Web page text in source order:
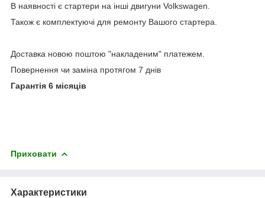
В наявності є стартери на інші двигуни Volkswagen.
Також є комплектуючі для ремонту Вашого стартера.
Доставка новою поштою "накладеним" платежем.
Повернення чи заміна протягом 7 днів
Гарантія 6 місяців
Приховати
Характеристики